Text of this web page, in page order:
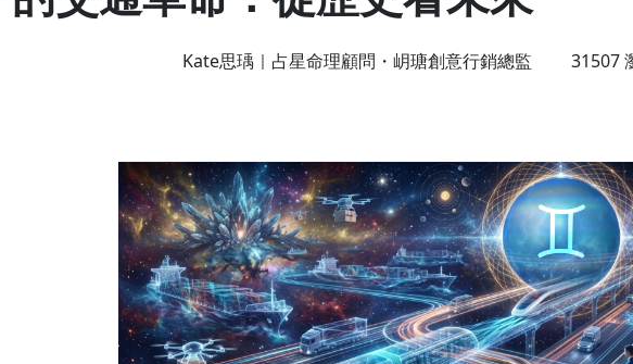
Kate思瑀｜占星命理顧問・岄瑭創意行銷總監 31507